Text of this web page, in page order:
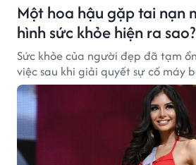
Một hoa hậu gặp tai nạn
hình sức khỏe hiện ra sao?
Sức khỏe của người đẹp đã tạm
việc sau khi giải quyết sự cố máy